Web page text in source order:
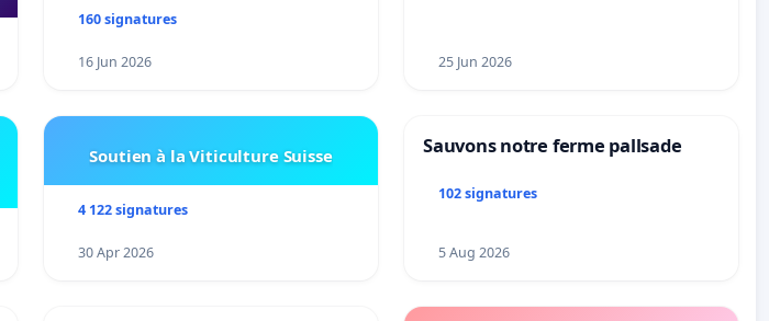
160 signatures
16 Jun 2026 25 Jun 2026
Soutien à la Viticulture Suisse
4 122 signatures
30 Apr 2026
Sauvons notre ferme pallsade
102 signatures
5 Aug 2026